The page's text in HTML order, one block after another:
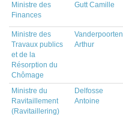
Ministre des
Finances
Gutt Camille
Ministre des
Travaux publics
et de la
Résorption du
Chômage
Vanderpoorten
Arthur
Ministre du
Ravitaillement
(Ravitaillering)
Delfosse
Antoine